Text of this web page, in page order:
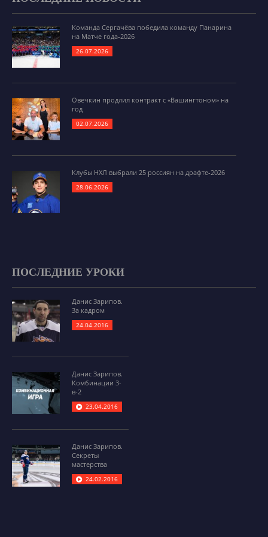
Команда Сергачёва победила команду Панарина
на Матче года-2026
26.07.2026
Овечкин продлил контракт с «Вашингтоном» на
год
02.07.2026
Клубы НХЛ выбрали 25 россиян на драфте-2026
28.06.2026
ПОСЛЕДНИЕ УРОКИ
Данис Зарипов.
За кадром
24.04.2016
Данис Зарипов.
Комбинации 3-
в-2
23.04.2016
Данис Зарипов.
Секреты
мастерства
24.02.2016